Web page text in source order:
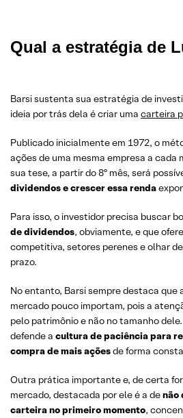
Qual a estratégia de
Barsi sustenta sua estratégia de
ideia por trás dela é criar uma carteira
Publicado inicialmente em 1972, o
ações de uma mesma empresa a cada
sua tese, a partir do 8º mês, será
dividendos e crescer essa renda
Para isso, o investidor precisa buscar
de dividendos, obviamente, e que
competitiva, setores perenes e olhar
prazo.
No entanto, Barsi sempre destaca que
mercado pouco importam, pois a
pelo patrimônio e não no tamanho
defende a cultura de paciência para
compra de mais açõesde forma
Outra prática importante e, de certa
mercado, destacada por ele é a denão
carteira no primeiro momento,